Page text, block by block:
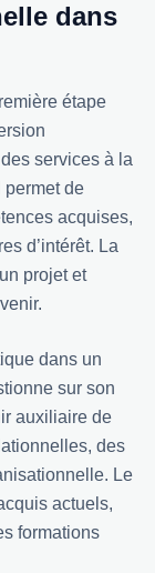
dans
étape
services à la
permet de
acquises,
d’intérêt. La
projet et
dans un
sur son
auxiliaire de
des
Le
actuels,
formations